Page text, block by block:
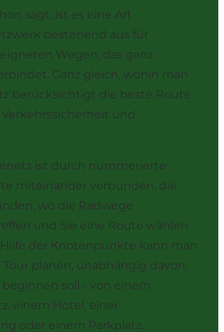
sagt, ist es eine Art
bestehend aus für
Wegen, das ganz
Ganz gleich, wohin man
berücksichtigt die beste Route
und
ist durch nummerierte
miteinander verbunden, die
wo die Radwege
und Sie eine Route wählen
der Knotenpunkte kann man
planen, unabhängig davon,
beginnen soll - von einem
einem Hotel, einer
oder einem Parkplatz.